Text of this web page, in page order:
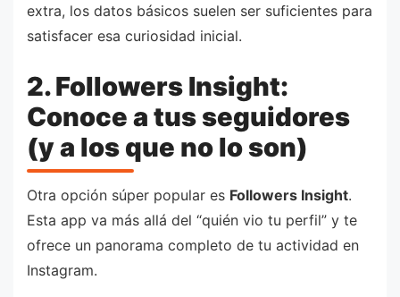
extra, los datos básicos suelen ser suficientes para
satisfacer esa curiosidad inicial.
2. Followers Insight:
Conoce a tus seguidores
(y a los que no lo son)
Otra opción súper popular es Followers Insight.
Esta app va más allá del “quién vio tu perfil” y te
ofrece un panorama completo de tu actividad en
Instagram.